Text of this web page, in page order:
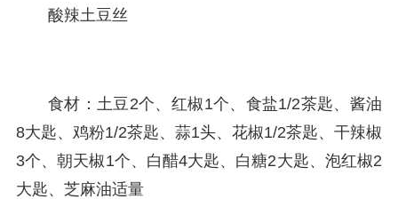
酸辣土豆丝
食材：土豆2个、红椒1个、食盐1/2茶匙、酱油
8大匙、鸡粉1/2茶匙、蒜1头、花椒1/2茶匙、干辣椒
3个、朝天椒1个、白醋4大匙、白糖2大匙、泡红椒2
大匙、芝麻油适量